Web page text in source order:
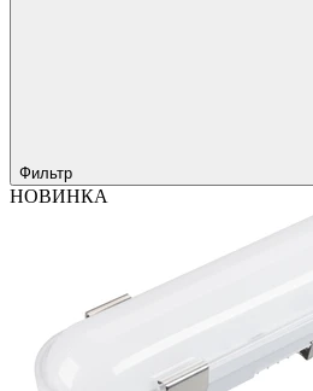
Фильтр
НОВИНКА